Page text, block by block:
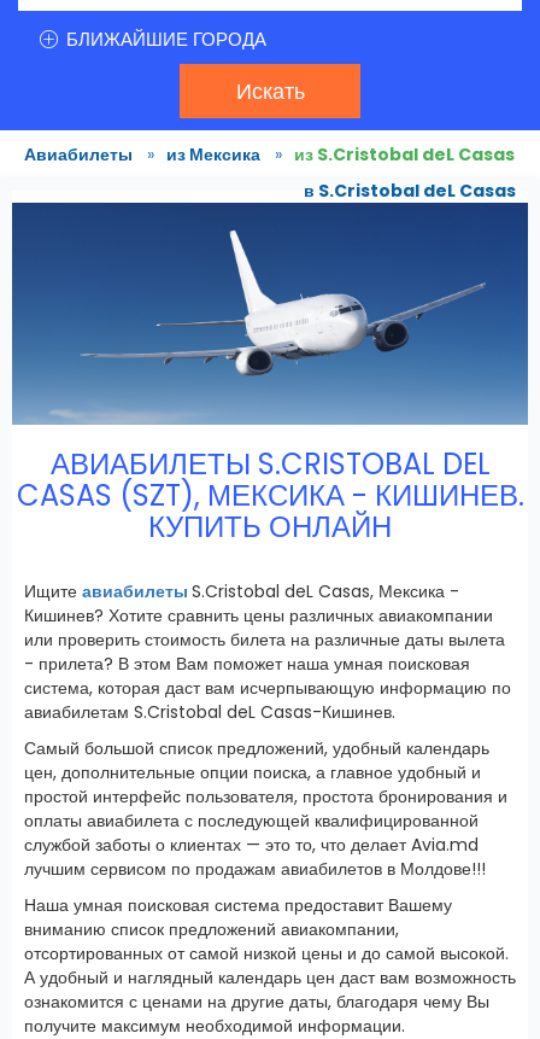
БЛИЖАЙШИЕ ГОРОДА
Искать
Авиабилеты » из Мексика » из S.Cristobal deL Casas
в S.Cristobal deL Casas
АВИАБИЛЕТЫ S.CRISTOBAL DEL
CASAS (SZT), МЕКСИКА - КИШИНЕВ.
КУПИТЬ ОНЛАЙН
Ищите авиабилеты S.Cristobal deL Casas, Мексика -
Кишинев? Хотите сравнить цены различных авиакомпании
или проверить стоимость билета на различные даты вылета
- прилета? В этом Вам поможет наша умная поисковая
система, которая даст вам исчерпывающую информацию по
авиабилетам S.Cristobal deL Casas-Кишинев.
Самый большой список предложений, удобный календарь
цен, дополнительные опции поиска, а главное удобный и
простой интерфейс пользователя, простота бронирования и
оплаты авиабилета с последующей квалифицированной
службой заботы о клиентах — это то, что делает Avia.md
лучшим сервисом по продажам авиабилетов в Молдове!!!
Наша умная поисковая система предоставит Вашему
вниманию список предложений авиакомпании,
отсортированных от самой низкой цены и до самой высокой.
А удобный и наглядный календарь цен даст вам возможность
ознакомится с ценами на другие даты, благодаря чему Вы
получите максимум необходимой информации.